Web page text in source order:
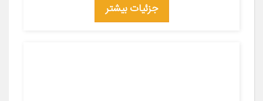
جزئیات بیشتر